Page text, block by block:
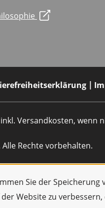
Sie der Speicherung
Website zu
Versandkosten, wenn
Alle Rechte vorbehalten.